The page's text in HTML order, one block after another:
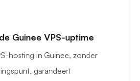
Guinee VPS-uptime
hosting in Guinee, zonder
garandeert